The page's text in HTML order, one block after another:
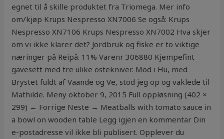
egnet til å skille produktet fra Triomega. Mer info
om/kjøp Krups Nespresso XN7006 Se også: Krups
Nespresso XN7106 Krups Nespresso XN7002 Hva skjer
om vi ikke klarer det? Jordbruk og fiske er to viktige
næringer på Reipå. 11% Varenr 306880 Kjempefint
gavesett med tre ulike ostekniver. Mod i Hu, med
Brystet fuldt af Vaande og Ve, stod jeg op og vaklede til
Mathilde. Meny oktober 9, 2015 Full oppløsning (402 ×
299) ← Forrige Neste → Meatballs with tomato sauce in
a bowl on wooden table Legg igjen en kommentar Din
e-postadresse vil ikke bli publisert. Opplever du